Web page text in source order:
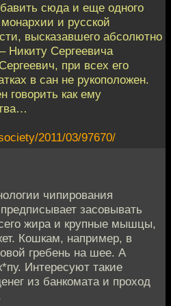
сюда и еще одного
и русской
высказавшего абсолютно
Никиту Сергеевича
при всех его
в сан не рукоположен.
говорить как ему
2011/03/97670/
чипирования
засовывать
жира и крупные мышцы,
Кошкам, например, в
гребень на шее. А
Интересуют такие
из банкомата и проход